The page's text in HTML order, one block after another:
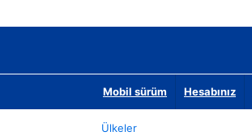
Mobil sürüm Hesabınız
Ülkeler